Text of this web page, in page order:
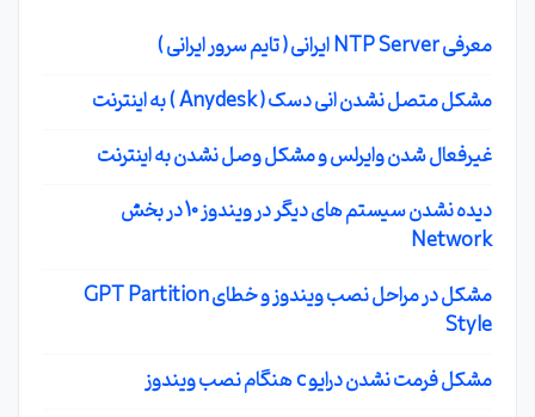
معرفی NTP Server ایرانی ( تایم سرور ایرانی )
مشکل متصل نشدن انی دسک ( Anydesk ) به اینترنت
غیرفعال شدن وایرلس و مشکل وصل نشدن به اینترنت
دیده نشدن سیستم های دیگر در ویندوز 10 در بخش
Network
مشکل در مراحل نصب ویندوز و خطای GPT Partition
Style
مشکل فرمت نشدن درایو c هنگام نصب ویندوز